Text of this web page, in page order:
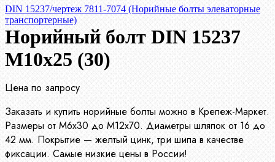
DIN 15237/чертеж 7811-7074 (Норийные болты элеваторные
транспортерные)
Норийный болт DIN 15237
М10х25 (30)
Цена по запросу
Заказать и купить норийные болты можно в Крепеж-Маркет.
Размеры от М6х30 до М12х70. Диаметры шляпок от 16 до
42 мм. Покрытие — желтый цинк, три шипа в качестве
фиксации. Самые низкие цены в России!